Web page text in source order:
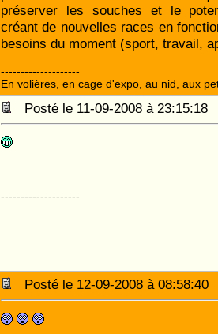
préserver les souches et le
créant de nouvelles races en
besoins du moment (sport, travail,
--------------------
En volières, en cage d'expo, au nid, aux
Posté le 11-09-2008 à
--------------------
Posté le 12-09-2008 à